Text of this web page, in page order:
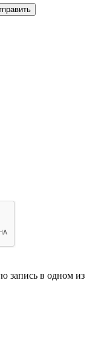
запись в одном из